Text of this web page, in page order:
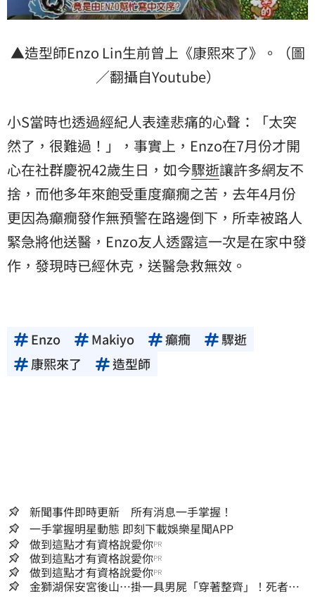
▲造型師Enzo Lin生前曾上《康熙來了》。（圖
／翻攝自Youtube）
小S當時也透過經紀人表達悲痛的心聲：「太突
然了，很難過！」，事實上，Enzo在7月份才開
心在社群慶祝42歲生日，如今驟逝讓許多網友不
捨，而他多年來飽受重度癲癇之苦，去年4月份
更因為癲癇發作無預警在路邊倒下，所幸被路人
緊急將他送醫，Enzo友人透露這一次是在家中發
作，發現時已經休克，送醫急救無效。
Enzo Makiyo 癲癇
驟逝
康熙來了
造型師
新聞事件即時更新 所有消息一手掌握！
一手掌握明星動態 即刻下載娛樂星聞APP
做到這點才有資格說愛你PR
做到這點才有資格說愛你PR
做到這點才有資格說愛你PR
金獅湖保安宮後山…掛一具男屍「穿著整齊」！死者身